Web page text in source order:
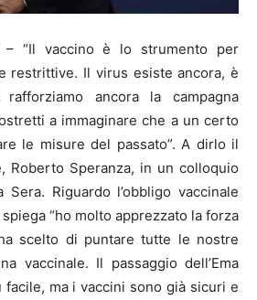
– “Il vaccino è lo strumento per
restrittive. Il virus esiste ancora, è
ancora la campagna
a immaginare che a un certo
le misure del passato”. A dirlo il
Roberto Speranza, in un colloquio
Riguardo l’obbligo vaccinale
“ho molto apprezzato la forza
scelto di puntare tutte le nostre
vaccinale. Il passaggio dell’Ema
ma i vaccini sono già sicuri e